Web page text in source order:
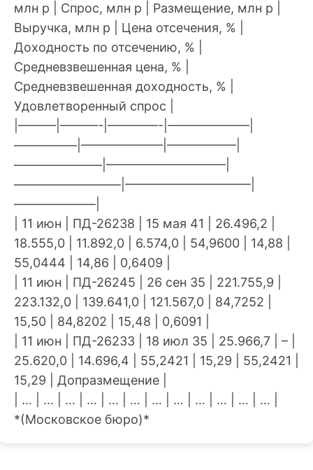
млн р | Спрос, млн р | Размещение, млн р |
Выручка, млн р | Цена отсечения, % |
Доходность по отсечению, % |
Средневзвешенная цена, % |
Средневзвешенная доходность, % |
Удовлетворенный спрос |
|———|———-|————-|——————–|
—————|——————–|—————–|
———————|—————————–|
————————–|——————————|
——————–|
| 11 июн | ПД-26238 | 15 мая 41 | 26.496,2 |
18.555,0 | 11.892,0 | 6.574,0 | 54,9600 | 14,88 |
55,0444 | 14,86 | 0,6409 |
| 11 июн | ПД-26245 | 26 сен 35 | 221.755,9 |
223.132,0 | 139.641,0 | 121.567,0 | 84,7252 |
15,50 | 84,8202 | 15,48 | 0,6091 |
| 11 июн | ПД-26233 | 18 июл 35 | 25.966,7 | – |
25.620,0 | 14.696,4 | 55,2421 | 15,29 | 55,2421 |
15,29 | Допразмещение |
| … | … | … | … | … | … | … | … | … | … | … | … |
*(Московское бюро)*